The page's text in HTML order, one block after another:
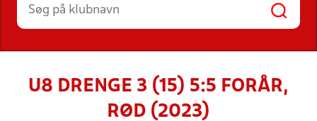
U8 DRENGE 3 (15) 5:5 FORÅR,
RØD (2023)